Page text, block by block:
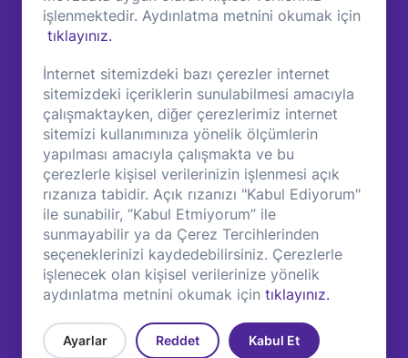
Grup
Şirketlerimiz
İK Araçları ve
İŞ VERENLER
Çözümlerimiz
Ürünlerimiz
Uzmanlıklarımız
SAYFALAR
Başarı Hikayeleri
Blog ve Bilgi
KVKK Koşulları
Çerez Politikası
Çerez Tercihleri
İletişim
işlenmektedir. Aydınlatma metnini okumak için
tıklayınız.
İnternet sitemizdeki bazı çerezler internet
sitemizdeki içeriklerin sunulabilmesi amacıyla
çalışmaktayken, diğer çerezlerimiz internet
sitemizi kullanımınıza yönelik ölçümlerin
yapılması amacıyla çalışmakta ve bu
çerezlerle kişisel verilerinizin işlenmesi açık
rızanıza tabidir. Açık rızanızı "Kabul Ediyorum"
ile sunabilir, “Kabul Etmiyorum” ile
sunmayabilir ya da Çerez Tercihlerinden
seçeneklerinizi kaydedebilirsiniz. Çerezlerle
işlenecek olan kişisel verilerinize yönelik
aydınlatma metnini okumak içintıklayınız.
Ayarlar Reddet Kabul Et